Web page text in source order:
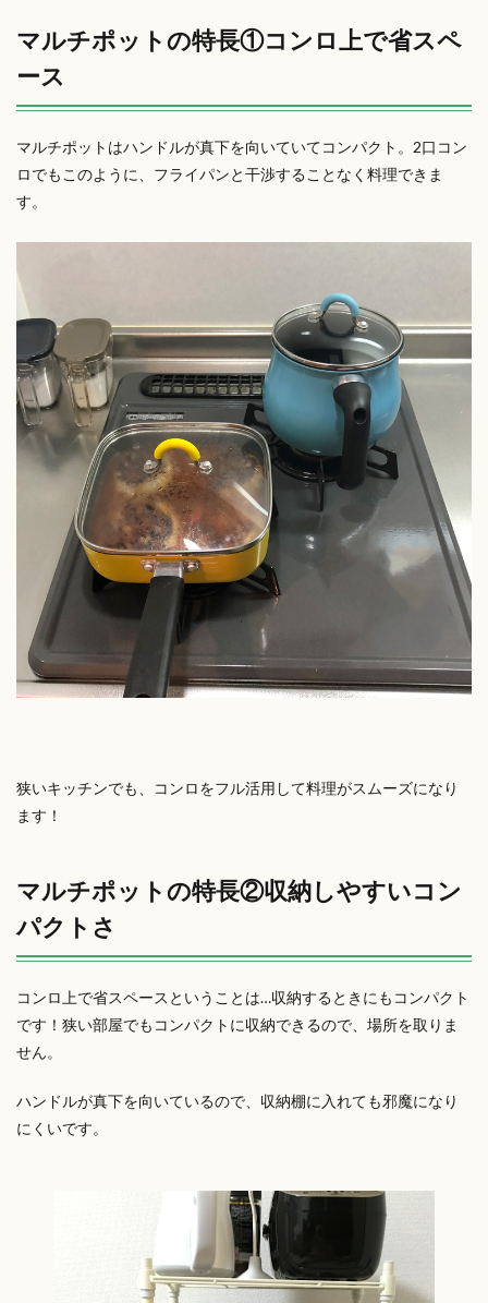
マルチポットの特長①コンロ上で省スペ
ース
マルチポットはハンドルが真下を向いていてコンパクト。2口コン
ロでもこのように、フライパンと干渉することなく料理できま
す。
狭いキッチンでも、コンロをフル活用して料理がスムーズになり
ます！
マルチポットの特長②収納しやすいコン
パクトさ
コンロ上で省スペースということは…収納するときにもコンパクト
です！狭い部屋でもコンパクトに収納できるので、場所を取りま
せん。
ハンドルが真下を向いているので、収納棚に入れても邪魔になり
にくいです。